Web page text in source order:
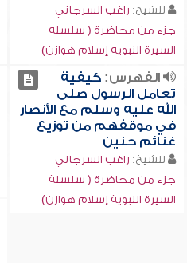
للشيخ: راغب السرجاني
جزء من محاضرة ( سلسلة
السيرة النبوية إسلام هوازن)
الفهرس:كيفية
تعامل الرسول صلى
الله عليه وسلم مع الأنصار
في موقفهم من توزيع
غنائم حنين
للشيخ: راغب السرجاني
جزء من محاضرة ( سلسلة
السيرة النبوية إسلام هوازن)